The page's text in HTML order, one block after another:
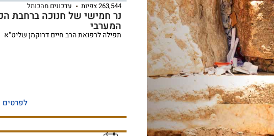
263,544 צפיות עדכונים מהכותל
נר חמישי של חנוכה ברחבת
המערבי
תפילה לרפואת הרב חיים דרוקמן שליט"א
לפרטים